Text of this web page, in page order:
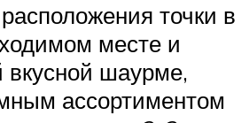
точки в
месте и
вкусной шаурме,
ассортиментом